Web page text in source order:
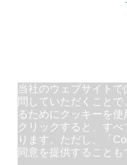
当社のウェブサイト
問していただくこと
るためにクッキーを
クリックすると、す
ります。ただし、「
同意を提供することも